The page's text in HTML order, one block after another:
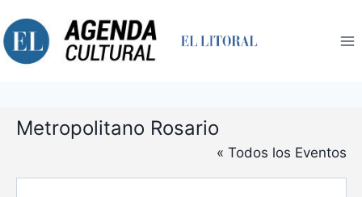
al
contenido
Metropolitano Rosario
« Todos los Eventos